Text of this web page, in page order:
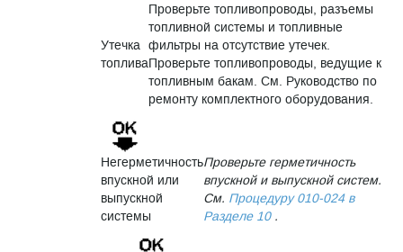
Утечка
топлива
Проверьте топливопроводы, разъемы
топливной системы и топливные
фильтры на отсутствие утечек.
Проверьте топливопроводы, ведущие к
топливным бакам. См. Руководство по
ремонту комплектного оборудования.
Негерметичность
впускной или
выпускной
системы
Проверьте герметичность
впускной и выпускной систем.
См. Процедуру 010-024 в
Разделе 10.